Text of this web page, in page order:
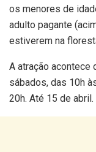
os menores de
adulto pagante
estiverem na
A atração acontece
sábados, das 10h
20h. Até 15 de abril.